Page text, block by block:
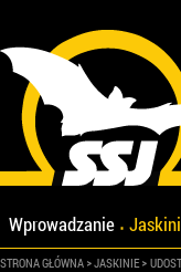
Wprowadzanie
STRONA GŁÓWNA JASKINIE